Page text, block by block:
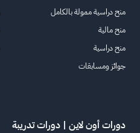
منح دراسية ممولة بالكامل
منح مالية
منح دراسية
جوائز ومسابقات
دورات أون لاين | دورات تدريبة